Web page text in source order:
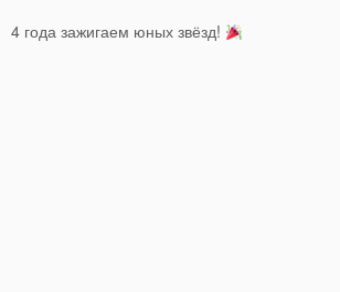
4 года зажигаем юных звёзд!